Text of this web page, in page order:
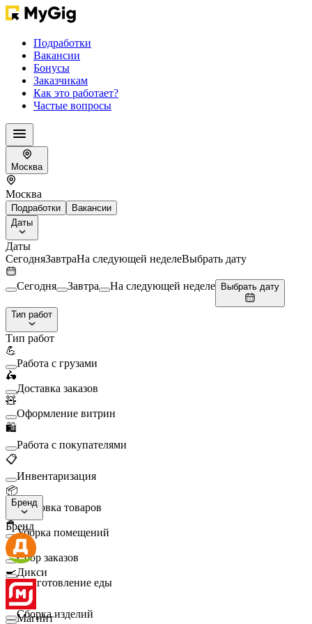
Подработки
Вакансии
Бонусы
Заказчикам
Как это работает?
Частые вопросы
Москва
Москва
Подработки
Вакансии
Даты
Даты
СегодняЗавтраНа следующей неделеВыбрать дату
Сегодня Завтра На следующей неделе Выбрать дату
Тип работ
Тип работ
💪
Работа с грузами
🛵
Доставка заказов
🧸
Оформление витрин
🛍️
Работа с покупателями
📋
Инвентаризация
📦
Упаковка товаров
🧹
Уборка помещений
🛒
Сбор заказов
🍳
Приготовление еды
🛠️
Сборка изделий
Бренд
Бренд
Дикси
Магнит